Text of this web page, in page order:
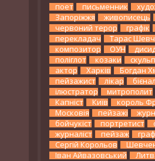
поет письменник
Запоріжжя
живописець
червоний терор
графік
перекладач
Тарас
композитор
ОУН
поліглот
козаки
актор
Харків
Богдан
пейзажист
лікар
ілюстратор
митрополит
Капніст
Київ
король
Московія
пейзажі
бойчукіст
портретист
журналіст
пейзаж
Сергій Корольов
Іван Айвазовський